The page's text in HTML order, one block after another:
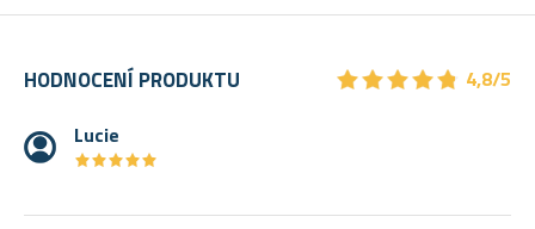
HODNOCENÍ PRODUKTU ★★★★★
★★★★★ 4,8/5
Lucie
★★★★★
★★★★★